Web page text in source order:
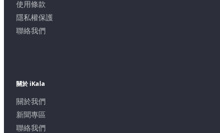
使用條款
隱私權保護
聯絡我們
關於 iKala
關於我們
新聞專區
聯絡我們